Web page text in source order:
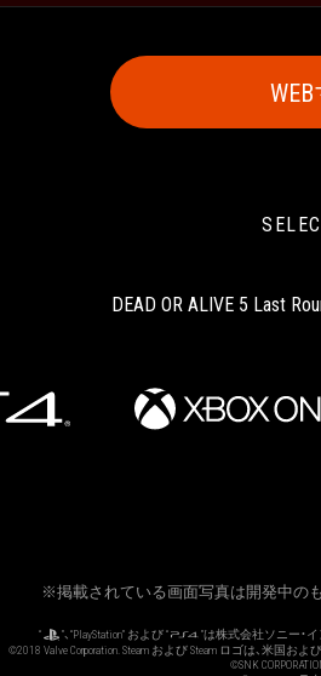
DEAD OR ALIVE 5 Last
※掲載されている画面写真は開発中の
“ ”、“PlayStation” および “
”は株式会社ソニー・
©2018 Valve Corporation. Steam および Steam ロゴは、米国
©SNK